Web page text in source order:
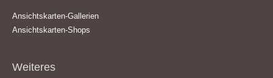
Ansichtskarten-Gallerien
Ansichtskarten-Shops
Weiteres